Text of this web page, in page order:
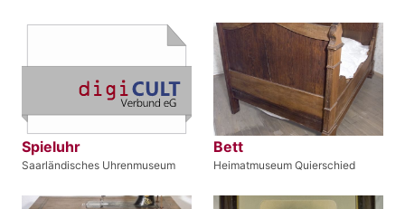
Spieluhr
Saarländisches Uhrenmuseum
Bett
Heimatmuseum Quierschied